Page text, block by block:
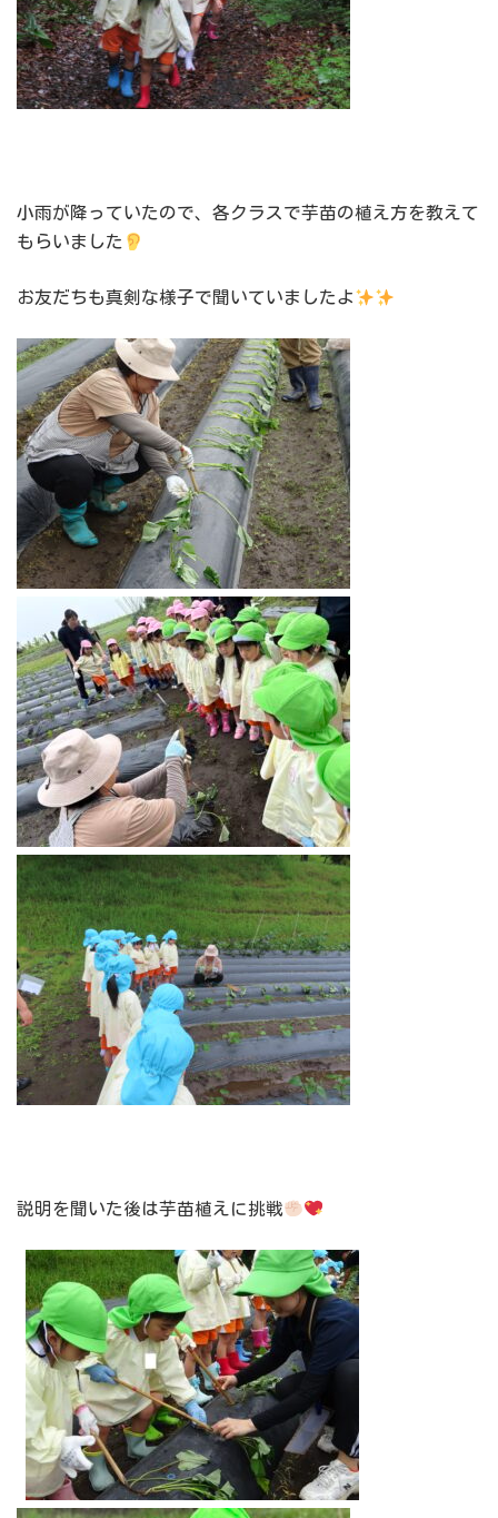
小雨が降っていたので、各クラスで芋苗の植え方を教えて
もらいました
お友だちも真剣な様子で聞いていましたよ
説明を聞いた後は芋苗植えに挑戦